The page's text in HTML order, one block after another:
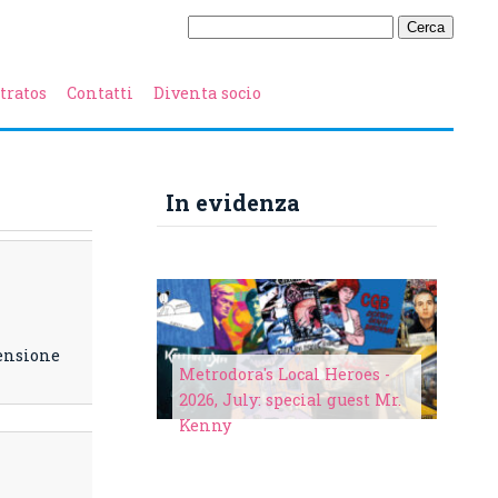
Contatti Diventa socio
In evidenza
Metrodora's Local Heroes -
2026, July: special guest Mr.
Kenny